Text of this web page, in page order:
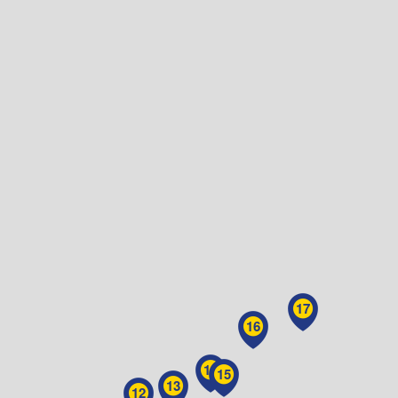
12 13
1415
16
17